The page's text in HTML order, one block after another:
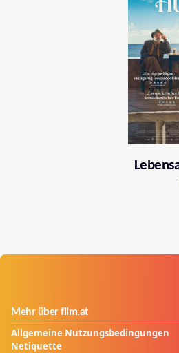
Mehr über film.at
Allgemeine Nutzungsbedingungen
Netiquette